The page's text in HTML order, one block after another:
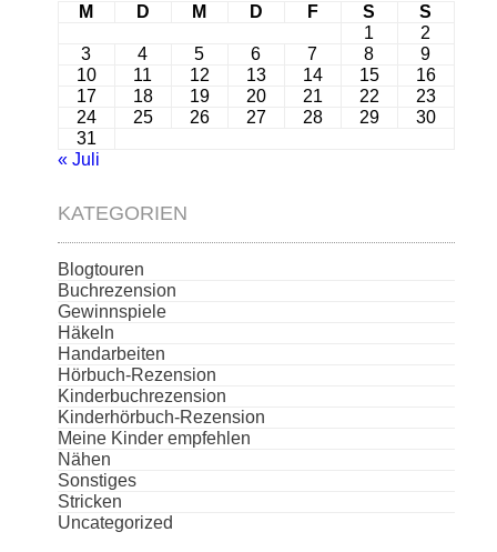
M
D M D F S
S
1
2
3
4 5 6 7 8
9
10
11 12 13 14 15
16
17
18 19 20 21 22
23
24
25 26 27 28 29
30
31
« Juli
KATEGORIEN
Blogtouren
Buchrezension
Gewinnspiele
Häkeln
Handarbeiten
Hörbuch-Rezension
Kinderbuchrezension
Kinderhörbuch-Rezension
Meine Kinder empfehlen
Nähen
Sonstiges
Stricken
Uncategorized